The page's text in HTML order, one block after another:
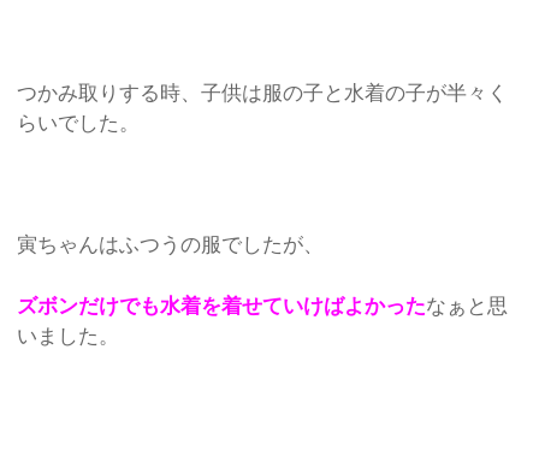
つかみ取りする時、子供は服の子と水着の子が半々く
らいでした。
寅ちゃんはふつうの服でしたが、
ズボンだけでも水着を着せていけばよかったなぁと思
いました。